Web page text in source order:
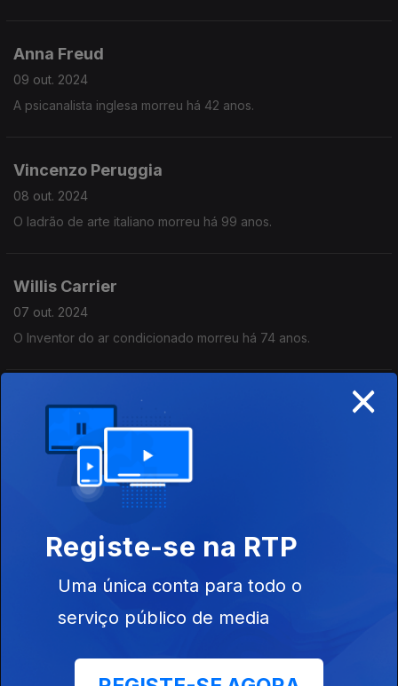
Anna Freud
09 out. 2024
A psicanalista inglesa morreu há 42 anos.
Vincenzo Peruggia
08 out. 2024
O ladrão de arte italiano morreu há 99 anos.
Willis Carrier
07 out. 2024
O Inventor do ar condicionado morreu há 74 anos.
Almirante Reis
04 out. 2024
O herói republicano morreu há 114 anos.
03 out. 2024
02 out. 2024
×
Registe-se na RTP
Uma única conta para todo o
serviço público de media